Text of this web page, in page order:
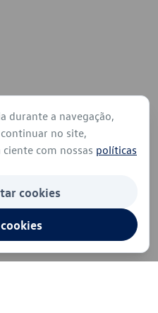
durante a navegação,
no site,
com nossas políticas
cookies